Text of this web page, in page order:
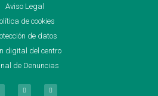
Aviso Legal
de cookies
de datos
digital del centro
de Denuncias